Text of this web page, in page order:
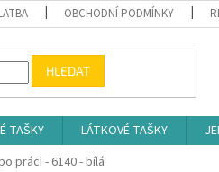
OBCHODNÍ PODMÍNKY
HLEDAT
TAŠKY LÁTKOVÉ TAŠKY
práci - 6140 - bílá